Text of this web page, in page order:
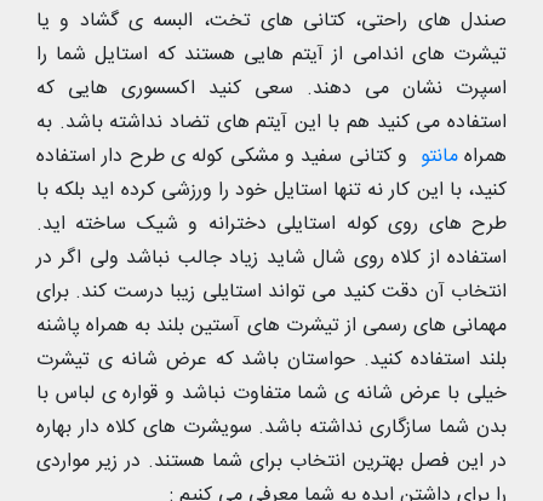
صندل های راحتی، کتانی های تخت، البسه ی گشاد و یا
تیشرت های اندامی از آیتم هایی هستند که استایل شما را
اسپرت نشان می دهند. سعی کنید اکسسوری هایی که
استفاده می کنید هم با این آیتم های تضاد نداشته باشد. به
همراهمانتو و کتانی سفید و مشکی کوله ی طرح دار استفاده
کنید، با این کار نه تنها استایل خود را ورزشی کرده اید بلکه با
طرح های روی کوله استایلی دخترانه و شیک ساخته اید.
استفاده از کلاه روی شال شاید زیاد جالب نباشد ولی اگر در
انتخاب آن دقت کنید می تواند استایلی زیبا درست کند. برای
مهمانی های رسمی از تیشرت های آستین بلند به همراه پاشنه
بلند استفاده کنید. حواستان باشد که عرض شانه ی تیشرت
خیلی با عرض شانه ی شما متفاوت نباشد و قواره ی لباس با
بدن شما سازگاری نداشته باشد. سویشرت های کلاه دار بهاره
در این فصل بهترین انتخاب برای شما هستند. در زیر مواردی